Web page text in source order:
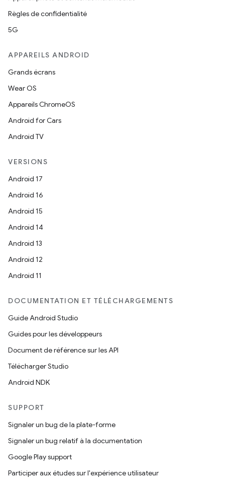
Règles de confidentialité
5G
APPAREILS ANDROID
Grands écrans
Wear OS
Appareils ChromeOS
Android for Cars
Android TV
VERSIONS
Android 17
Android 16
Android 15
Android 14
Android 13
Android 12
Android 11
DOCUMENTATION ET TÉLÉCHARGEMENTS
Guide Android Studio
Guides pour les développeurs
Document de référence sur les API
Télécharger Studio
Android NDK
SUPPORT
Signaler un bug de la plate-forme
Signaler un bug relatif à la documentation
Google Play support
Participer aux études sur l'expérience utilisateur